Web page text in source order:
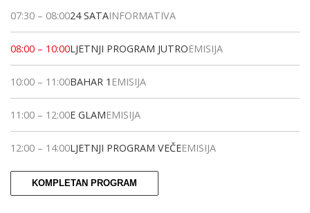
07:30 – 08:0024 SATAINFORMATIVA
08:00 – 10:00LJETNJI PROGRAM JUTROEMISIJA
10:00 – 11:00BAHAR 1 EMISIJA
11:00 – 12:00E GLAMEMISIJA
12:00 – 14:00LJETNJI PROGRAM VEČEEMISIJA
KOMPLETAN PROGRAM